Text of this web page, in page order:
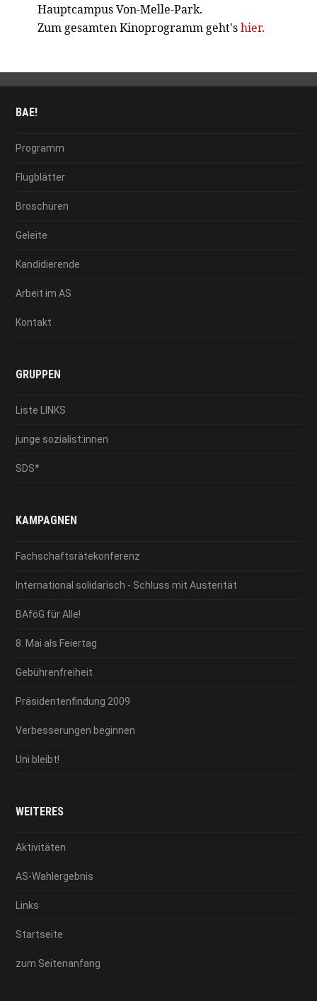
Hauptcampus Von-Melle-Park.
Zum gesamten Kinoprogramm geht'shier.
BAE!
Programm
Flugblätter
Broschüren
Geleite
Kandidierende
Arbeit im AS
Kontakt
GRUPPEN
Liste LINKS
junge sozialist:innen
SDS*
KAMPAGNEN
Fachschaftsrätekonferenz
International solidarisch - Schluss mit Austerität
BAföG für Alle!
8. Mai als Feiertag
Gebührenfreiheit
Präsidentenfindung 2009
Verbesserungen beginnen
Uni bleibt!
WEITERES
Aktivitäten
AS-Wahlergebnis
Links
Startseite
zum Seitenanfang